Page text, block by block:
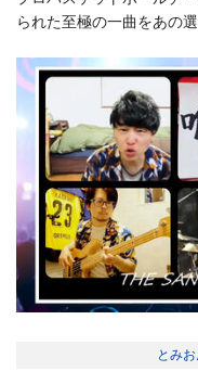
られた至極の一曲をあの
とみ